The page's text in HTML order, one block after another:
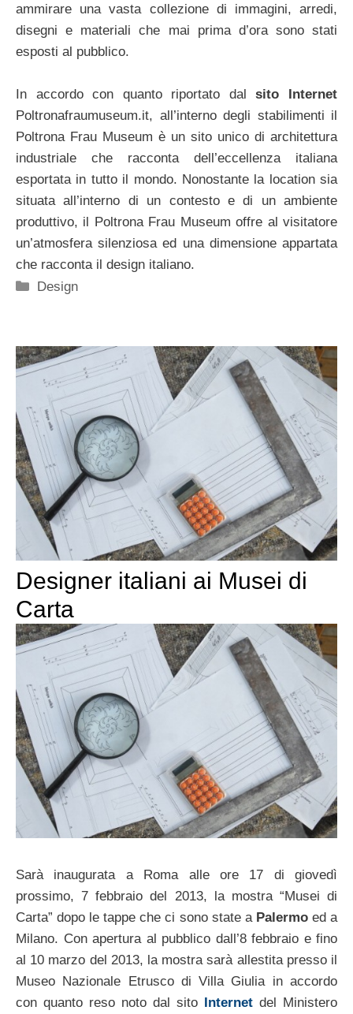
ammirare una vasta collezione di immagini, arredi,
disegni e materiali che mai prima d’ora sono stati
esposti al pubblico.
In accordo con quanto riportato dalsito Internet
Poltronafraumuseum.it, all’interno degli stabilimenti il
Poltrona Frau Museum è un sito unico di architettura
industriale che racconta dell’eccellenza italiana
esportata in tutto il mondo. Nonostante la location sia
situata all’interno di un contesto e di un ambiente
produttivo, il Poltrona Frau Museum offre al visitatore
un’atmosfera silenziosa ed una dimensione appartata
che racconta il design italiano.
Categorie
Design
Designer italiani ai Musei di
Carta
Sarà inaugurata a Roma alle ore 17 di giovedì
prossimo, 7 febbraio del 2013, la mostra “Musei di
Carta” dopo le tappe che ci sono state a Palermoed a
Milano. Con apertura al pubblico dall’8 febbraio e fino
al 10 marzo del 2013, la mostra sarà allestita presso il
Museo Nazionale Etrusco di Villa Giulia in accordo
con quanto reso noto dal sito
Internet del Ministero